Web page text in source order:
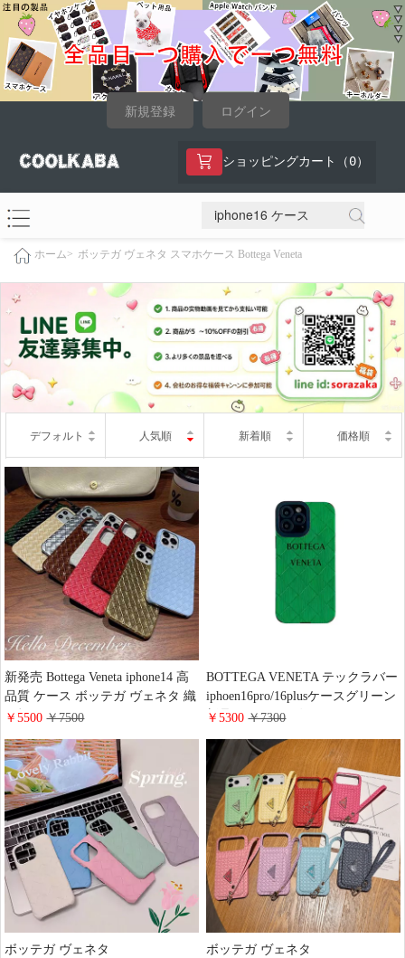
新規登録 ログイン
ショッピングカート（ 0）
ホーム> ボッテガ ヴェネタ スマホケース Bottega Veneta
デフォルト 人気順 新着順 価格順
新発売 Bottega Veneta iphone14 高
品質 ケース ボッテガ ヴェネタ 織
り柄 iPhone 14pro maxケース BV
max携帯ケース 超お得
￥5500￥7500
BOTTEGA VENETA テックラバー
iphoen16pro/16plusケースグリーン
新品 ボッテガ ヴェネタアイフォ
み込み 耐衝撃 BV
iphone14/14pro/13ケース ブランド
ファッション
￥5300￥7300
ボッテガ ヴェネタ
ボッテガ ヴェネタ